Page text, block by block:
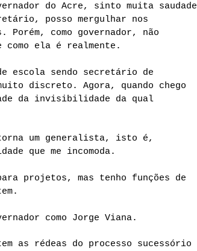
do Acre, sinto muita saudade
posso mergulhar nos
como governador, não
ela é realmente.
escola sendo secretário de
discreto. Agora, quando chego
da invisibilidade da qual
torna um generalista, isto é,
que me incomoda.
projetos, mas tenho funções de
como Jorge Viana.
as rédeas do processo sucessório